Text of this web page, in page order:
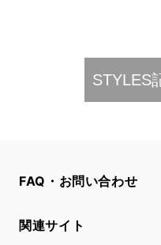
STYLES
FAQ・お問い合わせ
関連サイト